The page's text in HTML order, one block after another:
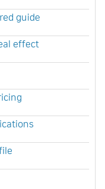
guide
effect